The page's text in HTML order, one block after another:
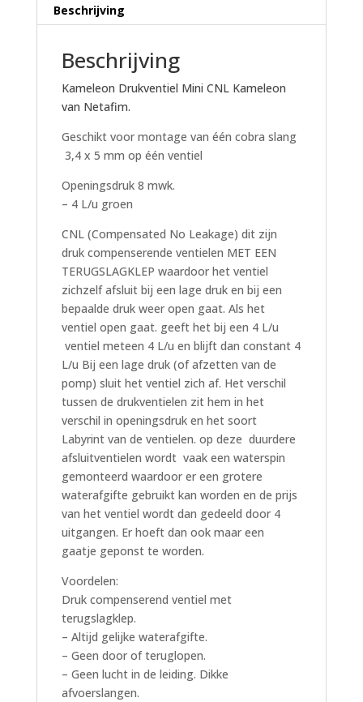
Beschrijving
Beschrijving
Kameleon Drukventiel Mini CNL Kameleon
van Netafim.
Geschikt voor montage van één cobra slang
3,4 x 5 mm op één ventiel
Openingsdruk 8 mwk.
– 4 L/u groen
CNL (Compensated No Leakage) dit zijn
druk compenserende ventielen MET EEN
TERUGSLAGKLEP waardoor het ventiel
zichzelf afsluit bij een lage druk en bij een
bepaalde druk weer open gaat. Als het
ventiel open gaat. geeft het bij een 4 L/u
ventiel meteen 4 L/u en blijft dan constant 4
L/u Bij een lage druk (of afzetten van de
pomp) sluit het ventiel zich af. Het verschil
tussen de drukventielen zit hem in het
verschil in openingsdruk en het soort
Labyrint van de ventielen. op deze duurdere
afsluitventielen wordt vaak een waterspin
gemonteerd waardoor er een grotere
waterafgifte gebruikt kan worden en de prijs
van het ventiel wordt dan gedeeld door 4
uitgangen. Er hoeft dan ook maar een
gaatje geponst te worden.
Voordelen:
Druk compenserend ventiel met
terugslagklep.
– Altijd gelijke waterafgifte.
– Geen door of teruglopen.
– Geen lucht in de leiding. Dikke
afvoerslangen.